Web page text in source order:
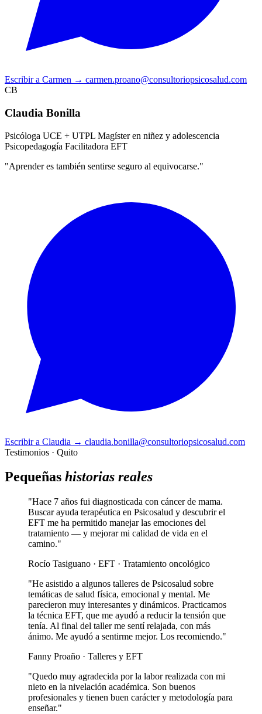
Escribir a Carmen → carmen.proano@consultoriopsicosalud.com
CB
Claudia Bonilla
Psicóloga UCE + UTPL Magíster en niñez y adolescencia
Psicopedagogía Facilitadora EFT
"Aprender es también sentirse seguro al equivocarse."
Escribir a Claudia → claudia.bonilla@consultoriopsicosalud.com
Testimonios · Quito
Pequeñas historias reales
"Hace 7 años fui diagnosticada con cáncer de mama.
Buscar ayuda terapéutica en Psicosalud y descubrir el
EFT me ha permitido manejar las emociones del
tratamiento — y mejorar mi calidad de vida en el
camino."
Rocío Tasiguano · EFT · Tratamiento oncológico
"He asistido a algunos talleres de Psicosalud sobre
temáticas de salud física, emocional y mental. Me
parecieron muy interesantes y dinámicos. Practicamos
la técnica EFT, que me ayudó a reducir la tensión que
tenía. Al final del taller me sentí relajada, con más
ánimo. Me ayudó a sentirme mejor. Los recomiendo."
Fanny Proaño · Talleres y EFT
"Quedo muy agradecida por la labor realizada con mi
nieto en la nivelación académica. Son buenos
profesionales y tienen buen carácter y metodología para
enseñar."